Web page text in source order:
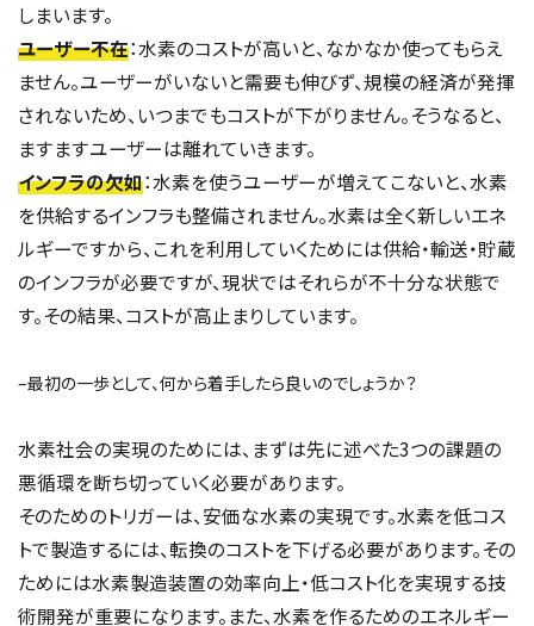
しまいます。
ユーザー不在：水素のコストが高いと、なかなか使ってもらえ
ません。ユーザーがいないと需要も伸びず、規模の経済が発揮
されないため、いつまでもコストが下がりません。そうなると、
ますますユーザーは離れていきます。
インフラの欠如：水素を使うユーザーが増えてこないと、水素
を供給するインフラも整備されません。水素は全く新しいエネ
ルギーですから、これを利用していくためには供給・輸送・貯蔵
のインフラが必要ですが、現状ではそれらが不十分な状態で
す。その結果、コストが高止まりしています。
–最初の一歩として、何から着手したら良いのでしょうか？
水素社会の実現のためには、まずは先に述べた3つの課題の
悪循環を断ち切っていく必要があります。
そのためのトリガーは、安価な水素の実現です。水素を低コス
トで製造するには、転換のコストを下げる必要があります。その
ためには水素製造装置の効率向上・低コスト化を実現する技
術開発が重要になります。また、水素を作るためのエネルギー